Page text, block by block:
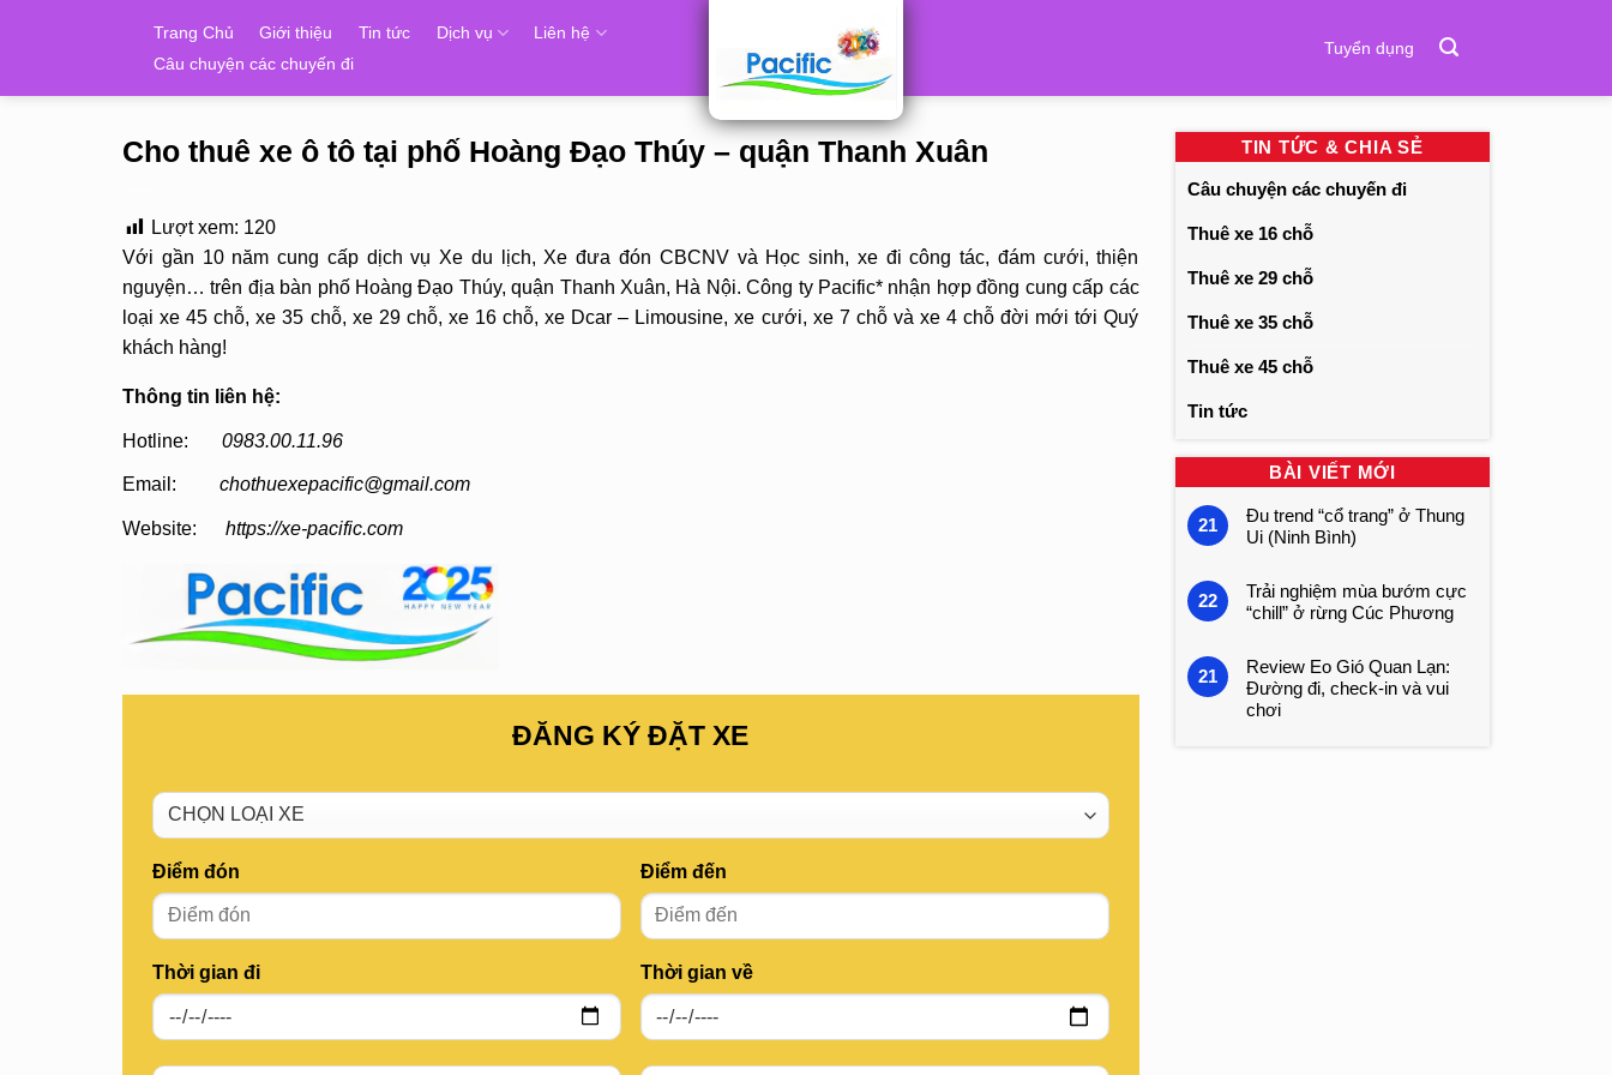
Trang Chủ Giới thiệu Tin tức Dịch vụ
Liên hệ
Câu chuyện các chuyến đi
Tuyển dụng
Cho thuê xe ô tô tại phố Hoàng Đạo Thúy – quận Thanh Xuân
Lượt xem: 120
Với gần 10 năm cung cấp dịch vụ Xe du lịch, Xe đưa đón CBCNV và Học sinh, xe đi công tác, đám cưới, thiện
nguyện… trên địa bàn phố Hoàng Đạo Thúy, quận Thanh Xuân, Hà Nội. Công ty Pacific* nhận hợp đồng cung cấp các
loại xe 45 chỗ, xe 35 chỗ, xe 29 chỗ, xe 16 chỗ, xe Dcar – Limousine, xe cưới, xe 7 chỗ và xe 4 chỗ đời mới tới Quý
khách hàng!
Thông tin liên hệ:
Hotline: 0983.00.11.96
Email: chothuexepacific@gmail.com
Website: https://xe-pacific.com
ĐĂNG KÝ ĐẶT XE
Điểm đón
Thời gian đi
Điểm đến
Thời gian về
TIN TỨC & CHIA SẺ
Câu chuyện các chuyến đi
Thuê xe 16 chỗ
Thuê xe 29 chỗ
Thuê xe 35 chỗ
Thuê xe 45 chỗ
Tin tức
BÀI VIẾT MỚI
21
Đu trend “cổ trang” ở Thung
Ui (Ninh Bình)
22
Trải nghiệm mùa bướm cực
“chill” ở rừng Cúc Phương
21
Review Eo Gió Quan Lạn:
Đường đi, check-in và vui
chơi